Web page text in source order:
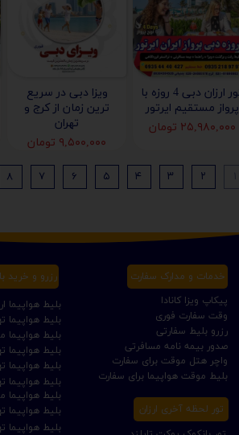
تور ارزان دبی 4 روزه با
پرواز مستقیم ایرتور
۲۵,۹۸۰,۰۰۰ تومان
ویزا دبی در سریع
ترین زمان از کرج و
تهران
۹,۵۰۰,۰۰۰ تومان
۲ ۳ ۴ ۵ ۶ ۷ ۸
رزرو بلیط سفارتی
پیکاپ ویزا کانادا
بلیط هواپیما
بلیط هواپیما
بلیط هواپیما
بلیط هواپیما
بلیط هواپیما
بلیط موقت هواپیما برای سفارت
واچر هتل موقت برای سفارت
بلیط هواپیما
بلیط هواپیما
بلیط هواپیما
بلیط هواپیما
صدور بیمه نامه مسافرتی
خدمات و مدارک سفارت رزرو و خرید
تور لحظه آخری ارزان
وقت سفارت فوری